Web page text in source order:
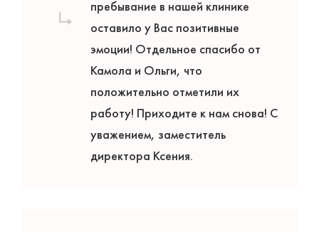
пребывание в нашей клинике
оставило у Вас позитивные
эмоции! Отдельное спасибо от
Камола и Ольги, что
положительно отметили их
работу! Приходите к нам снова! С
уважением, заместитель
директора Ксения.